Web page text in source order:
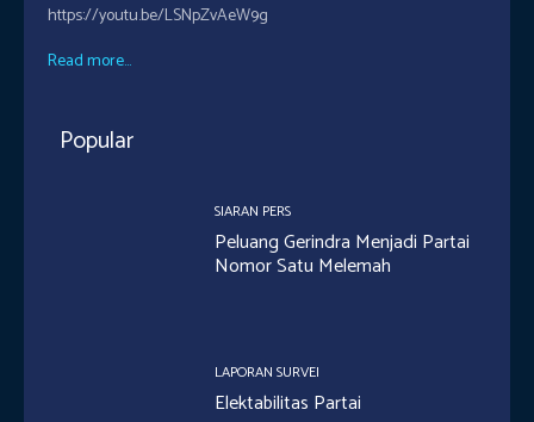
https://youtu.be/LSNpZvAeW9g
Read more...
Popular
SIARAN PERS
Peluang Gerindra Menjadi Partai
Nomor Satu Melemah
LAPORAN SURVEI
Elektabilitas Partai